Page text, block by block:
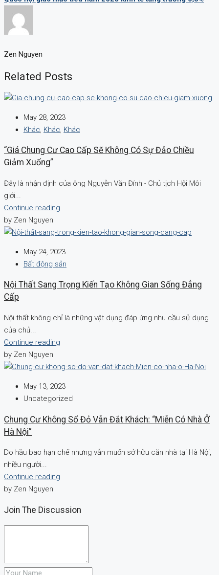
Zen Nguyen
Related Posts
May 28, 2023
Khác, Khác, Khác
“Giá Chung Cư Cao Cấp Sẽ Không Có Sự Đảo Chiều
Giảm Xuống”
Đây là nhận định của ông Nguyễn Văn Đính - Chủ tịch Hội Môi
giới...
Continue reading
by Zen Nguyen
May 24, 2023
Bất động sản
Nội Thất Sang Trọng Kiến Tạo Không Gian Sống Đẳng
Cấp
Nội thất không chỉ là những vật dụng đáp ứng nhu cầu sử dụng
của chủ...
Continue reading
by Zen Nguyen
May 13, 2023
Uncategorized
Chung Cư Không Sổ Đỏ Vẫn Đắt Khách: “Miễn Có Nhà Ở
Hà Nội”
Do hầu bao hạn chế nhưng vẫn muốn sở hữu căn nhà tại Hà Nội,
nhiều người...
Continue reading
by Zen Nguyen
Join The Discussion